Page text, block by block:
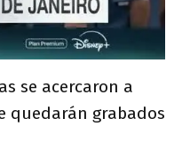
se acercaron a
quedarán grabados